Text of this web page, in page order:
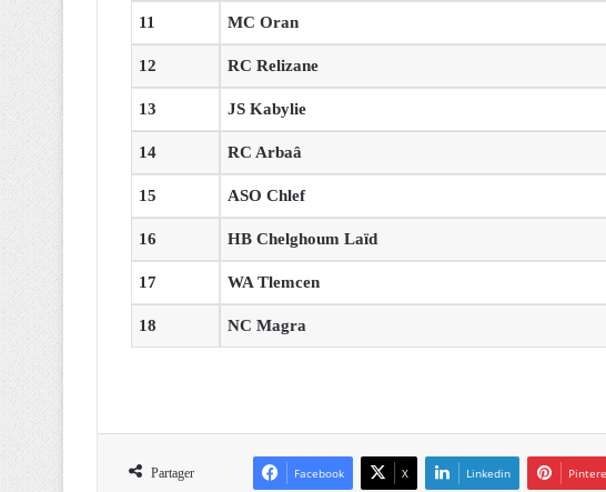
11 MC Oran
12 RC Relizane
13 JS Kabylie
14 RC Arbaâ
15 ASO Chlef
16 HB Chelghoum Laïd
17 WA Tlemcen
18 NC Magra
Partager Facebook X Linkedin